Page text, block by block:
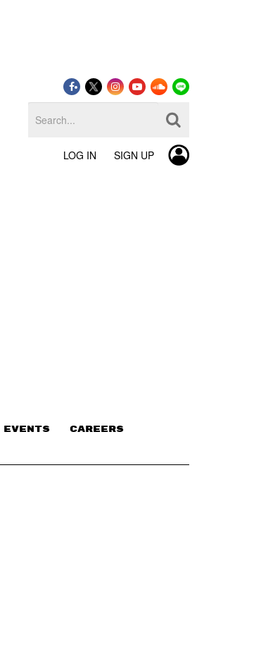
LOG IN SIGN UP
EVENTS CAREERS